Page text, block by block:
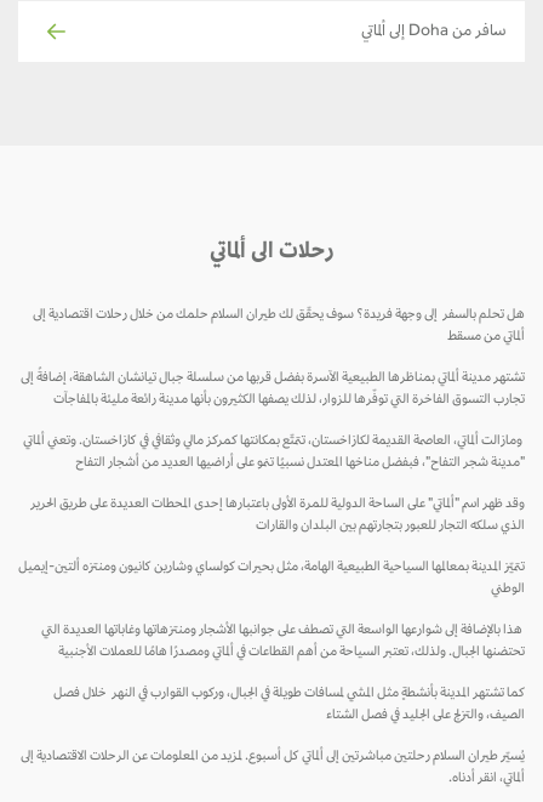
سافر من Doha إلى ألماتي
رحلات الى ألماتي
هل تحلم بالسفر إلى وجهة فريدة؟ سوف يحقّق لك طيران السلام حلمك من خلال رحلات اقتصادية إلى
ألماتي من مسقط
تشتهر مدينة ألماتي بمناظرها الطبيعية الآسرة بفضل قربها من سلسلة جبال تيانشان الشاهقة، إضافةً إلى
تجارب التسوق الفاخرة التي توفّرها للزوار، لذلك يصفها الكثيرون بأنها مدينة رائعة مليئة بالمفاجآت
ومازالت ألماتي، العاصمة القديمة لكازاخستان، تتمتّع بمكانتها كمركز مالي وثقافي في كازاخستان. وتعني ألماتي
"مدينة شجر التفاح"، فبفضل مناخها المعتدل نسبيًا تنمو على أراضيها العديد من أشجار التفاح
وقد ظهر اسم "ألماتي" على الساحة الدولية للمرة الأولى باعتبارها إحدى المحطات العديدة على طريق الحرير
الذي سلكه التجار للعبور بتجارتهم بين البلدان والقارات
تتميّز المدينة بمعالمها السياحية الطبيعية الهامة، مثل بحيرات كولساي وشارين كانيون ومنتزه ألتين-إيميل
الوطني
هذا بالإضافة إلى شوارعها الواسعة التي تصطف على جوانبها الأشجار ومنتزهاتها وغاباتها العديدة التي
تحتضنها الجبال. ولذلك، تعتبر السياحة من أهم القطاعات في ألماتي ومصدرًا هامًا للعملات الأجنبية
كما تشتهر المدينة بأنشطةٍ مثل المشي لمسافات طويلة في الجبال، وركوب القوارب في النهر خلال فصل
الصيف، والتزلج على الجليد في فصل الشتاء
يُسيّر طيران السلام رحلتين مباشرتين إلى ألماتي كل أسبوع. لمزيد من المعلومات عن الرحلات الاقتصادية إلى
ألماتي، انقر أدناه.